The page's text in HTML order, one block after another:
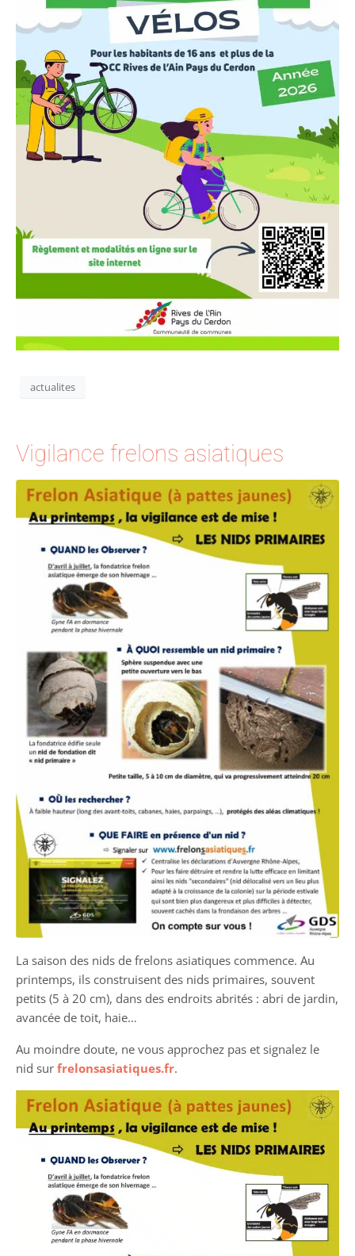
actualites
Vigilance frelons asiatiques
La saison des nids de frelons asiatiques commence. Au
printemps, ils construisent des nids primaires, souvent
petits (5 à 20 cm), dans des endroits abrités : abri de jardin,
avancée de toit, haie…
Au moindre doute, ne vous approchez pas et signalez le
nid sur frelonsasiatiques.fr.